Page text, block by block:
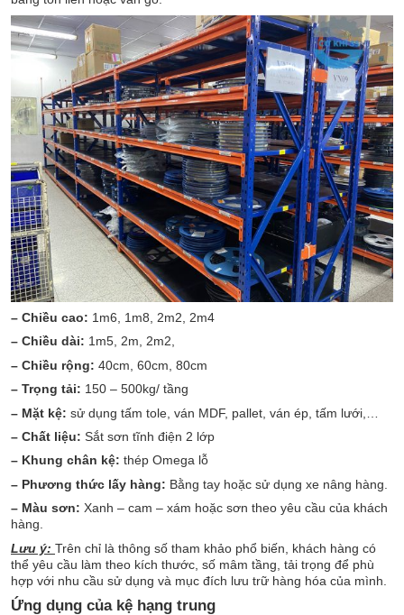
– Chiều cao: 1m6, 1m8, 2m2, 2m4
– Chiều dài: 1m5, 2m, 2m2,
– Chiều rộng: 40cm, 60cm, 80cm
– Trọng tải: 150 – 500kg/ tầng
– Mặt kệ: sử dụng tấm tole, ván MDF, pallet, ván ép, tấm lưới,…
– Chất liệu: Sắt sơn tĩnh điện 2 lớp
– Khung chân kệ: thép Omega lỗ
– Phương thức lấy hàng: Bằng tay hoặc sử dụng xe nâng hàng.
– Màu sơn: Xanh – cam – xám hoặc sơn theo yêu cầu của khách
hàng.
Lưu ý: Trên chỉ là thông số tham khảo phổ biến, khách hàng có
thể yêu cầu làm theo kích thước, số mâm tầng, tải trọng để phù
hợp với nhu cầu sử dụng và mục đích lưu trữ hàng hóa của mình.
Ứng dụng của kệ hạng trung